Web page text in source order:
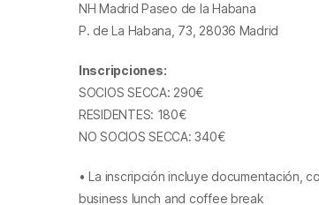
NH Madrid Paseo de la Habana
P. de La Habana, 73, 28036 Madrid
Inscripciones:
SOCIOS SECCA: 290€
RESIDENTES: 180€
NO SOCIOS SECCA: 340€
• La inscripción incluye documentación,
business lunch and coffee break